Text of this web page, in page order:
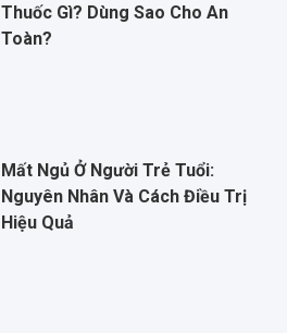
Thuốc Gì? Dùng Sao Cho An
Toàn?
Mất Ngủ Ở Người Trẻ Tuổi:
Nguyên Nhân Và Cách Điều Trị
Hiệu Quả